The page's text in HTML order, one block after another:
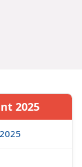
2025